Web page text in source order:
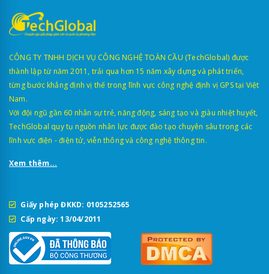
CÔNG TY TNHH DỊCH VỤ CÔNG NGHỆ TOÀN CẦU (TechGlobal) được
thành lập từ năm 2011, trải qua hơn 15 năm xây dựng và phát triển,
từng bước khẳng định vị thế trong lĩnh vực công nghệ định vị GPS tại Việt
Nam.
Với đội ngũ gần 60 nhân sự trẻ, năng động, sáng tạo và giàu nhiệt huyết,
TechGlobal quy tụ nguồn nhân lực được đào tạo chuyên sâu trong các
lĩnh vực điện - điện tử, viễn thông và công nghệ thông tin.
Xem thêm...
Giấy phép ĐKKD: 0105252565
Cấp ngày: 13/04/2011